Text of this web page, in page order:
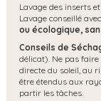
Lavage des inserts
Lavage conseillé
ou écologique, s
Conseils de
délicat). Ne pas
directe du soleil, au
être étendus aux
partir les tâches.